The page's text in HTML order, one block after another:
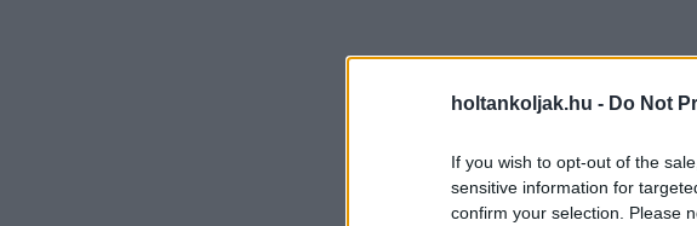
holtankoljak.hu - Do Not
If you wish to opt-out of the
sensitive information for
confirm your selection. Please